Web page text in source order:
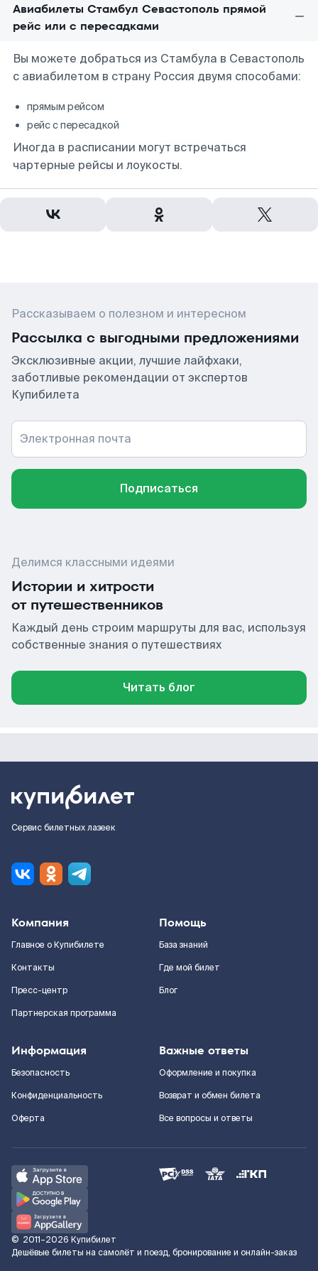
Авиабилеты Стамбул Севастополь прямой
рейс или с пересадками
Вы можете добраться из Стамбула в Севастополь
с авиабилетом в страну Россия двумя способами:
прямым рейсом
рейс с пересадкой
Иногда в расписании могут встречаться
чартерные рейсы и лоукосты.
Рассказываем о полезном и интересном
Рассылка с выгодными предложениями
Эксклюзивные акции, лучшие лайфхаки,
заботливые рекомендации от экспертов
Купибилета
Электронная почта
Подписаться
Делимся классными идеями
Истории и хитрости
от путешественников
Каждый день строим маршруты для вас, используя
собственные знания о путешествиях
Читать блог
Сервис билетных лазеек
Компания
Главное о Купибилете
Контакты
Пресс-центр
Партнерская программа
Помощь
База знаний
Где мой билет
Блог
Информация
Безопасность
Конфиденциальность
Оферта
Важные ответы
Оформление и покупка
Возврат и обмен билета
Все вопросы и ответы
© 2011–2026 Купибилет
Дешёвые билеты на самолёт и поезд, бронирование и онлайн-заказ